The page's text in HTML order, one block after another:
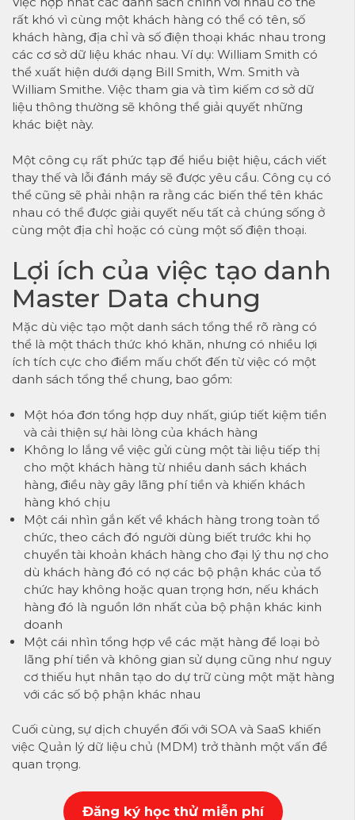
rất khó vì cùng một khách hàng có thể có tên, số
khách hàng, địa chỉ và số điện thoại khác nhau trong
các cơ sở dữ liệu khác nhau. Ví dụ: William Smith có
thể xuất hiện dưới dạng Bill Smith, Wm. Smith và
William Smithe. Việc tham gia và tìm kiếm cơ sở dữ
liệu thông thường sẽ không thể giải quyết những
khác biệt này.
Một công cụ rất phức tạp để hiểu biệt hiệu, cách viết
thay thế và lỗi đánh máy sẽ được yêu cầu. Công cụ có
thể cũng sẽ phải nhận ra rằng các biến thể tên khác
nhau có thể được giải quyết nếu tất cả chúng sống ở
cùng một địa chỉ hoặc có cùng một số điện thoại.
Lợi ích của việc tạo danh
Master Data chung
Mặc dù việc tạo một danh sách tổng thể rõ ràng có
thể là một thách thức khó khăn, nhưng có nhiều lợi
ích tích cực cho điểm mấu chốt đến từ việc có một
danh sách tổng thể chung, bao gồm:
Một hóa đơn tổng hợp duy nhất, giúp tiết kiệm tiền
và cải thiện sự hài lòng của khách hàng
Không lo lắng về việc gửi cùng một tài liệu tiếp thị
cho một khách hàng từ nhiều danh sách khách
hàng, điều này gây lãng phí tiền và khiến khách
hàng khó chịu
Một cái nhìn gắn kết về khách hàng trong toàn tổ
chức, theo cách đó người dùng biết trước khi họ
chuyển tài khoản khách hàng cho đại lý thu nợ cho
dù khách hàng đó có nợ các bộ phận khác của tổ
chức hay không hoặc quan trọng hơn, nếu khách
hàng đó là nguồn lớn nhất của bộ phận khác kinh
doanh
Một cái nhìn tổng hợp về các mặt hàng để loại bỏ
lãng phí tiền và không gian sử dụng cũng như nguy
cơ thiếu hụt nhân tạo do dự trữ cùng một mặt hàng
với các số bộ phận khác nhau
Cuối cùng, sự dịch chuyển đối với SOA và SaaS khiến
việc Quản lý dữ liệu chủ (MDM) trở thành một vấn đề
quan trọng.
Đăng ký học thử miễn phí